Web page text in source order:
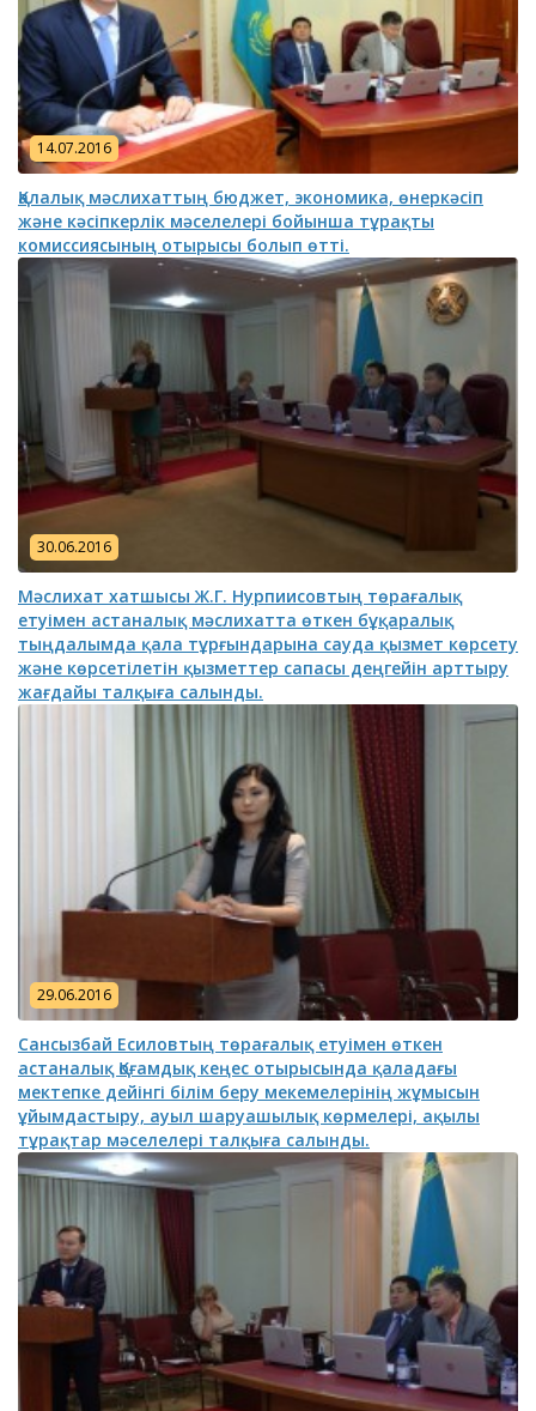
14.07.2016
Қалалық мәслихаттың бюджет, экономика, өнеркәсіп
және кәсіпкерлік мәселелері бойынша тұрақты
комиссиясының отырысы болып өтті.
30.06.2016
Мәслихат хатшысы Ж.Г. Нурпиисовтың төрағалық
етуімен астаналық мәслихатта өткен бұқаралық
тыңдалымда қала тұрғындарына сауда қызмет көрсету
және көрсетілетін қызметтер сапасы деңгейін арттыру
жағдайы талқыға салынды.
29.06.2016
Сансызбай Есиловтың төрағалық етуімен өткен
астаналық Қоғамдық кеңес отырысында қаладағы
мектепке дейінгі білім беру мекемелерінің жұмысын
ұйымдастыру, ауыл шаруашылық көрмелері, ақылы
тұрақтар мәселелері талқыға салынды.